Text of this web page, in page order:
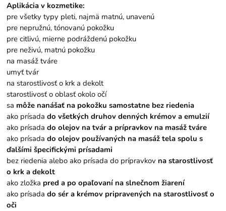
Aplikácia v kozmetike:
pre všetky typy pleti, najmä matnú, unavenú
pre nepružnú, tónovanú pokožku
pre citlivú, mierne podráždenú pokožku
pre neživú, matnú pokožku
na masáž tváre
umyť tvár
na starostlivosť o krk a dekolt
starostlivosť o oblasť okolo očí
sa môže nanášať na pokožku samostatne bez riedenia
ako prísadado všetkých druhov denných krémov a emulzií
ako prísadado olejov na tvár a prípravkov na masáž tváre
ako prísadado olejov používaných na masáž tela spolu s
ďalšími špecifickými prísadami
bez riedenia alebo ako prísada do prípravkov na starostlivosť
o krk a dekolt
ako zložka pred a po opaľovaní na slnečnom žiarení
ako prísadado sér a krémov pripravených na starostlivosť o
oči